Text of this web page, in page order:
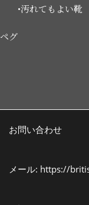
•汚れてもよい靴
ペグ
お問い合わせ
メール: https://